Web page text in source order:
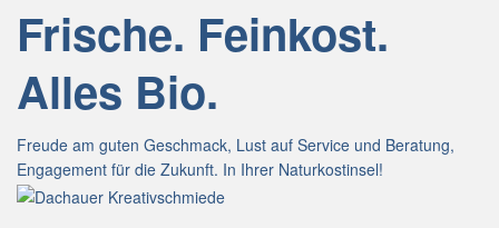
Frische. Feinkost.
Alles Bio.
Freude am guten Geschmack, Lust auf Service und Beratung,
Engagement für die Zukunft. In Ihrer Naturkostinsel!